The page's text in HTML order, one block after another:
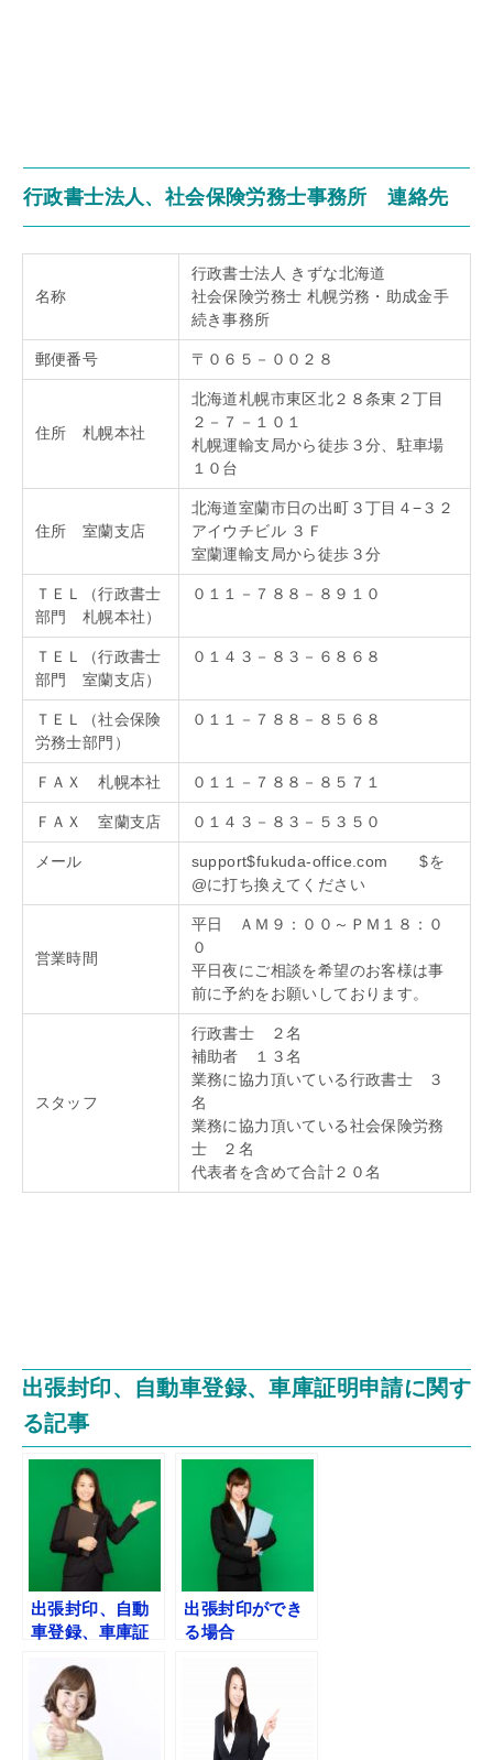
行政書士法人、社会保険労務士事務所 連絡先
名称
行政書士法人 きずな北海道
社会保険労務士 札幌労務・助成金手
続き事務所
郵便番号 〒０６５－００２８
住所 札幌本社
北海道札幌市東区北２８条東２丁目
２－７－１０１
札幌運輸支局から徒歩３分、駐車場
１０台
住所 室蘭支店
北海道室蘭市日の出町３丁目４−３２
アイウチビル ３Ｆ
室蘭運輸支局から徒歩３分
ＴＥＬ（行政書士
部門 札幌本社）
０１１－７８８－８９１０
ＴＥＬ（行政書士
部門 室蘭支店）
０１４３－８３－６８６８
ＴＥＬ（社会保険
労務士部門）
０１１－７８８－８５６８
ＦＡＸ 札幌本社 ０１１－７８８－８５７１
ＦＡＸ 室蘭支店 ０１４３－８３－５３５０
メール
support$fukuda-office.com $を
@に打ち換えてください
営業時間
平日 ＡＭ９：００～ＰＭ１８：０
０
平日夜にご相談を希望のお客様は事
前に予約をお願いしております。
スタッフ
行政書士 ２名
補助者 １３名
業務に協力頂いている行政書士 ３
名
業務に協力頂いている社会保険労務
士 ２名
代表者を含めて合計２０名
出張封印、自動車登録、車庫証明申請に関す
る記事
出張封印、自動
車登録、車庫証
出張封印ができ
る場合